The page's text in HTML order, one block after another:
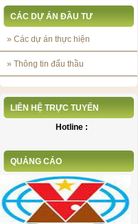
CÁC DỰ ÁN ĐẦU TƯ
» Các dự án thực hiện
» Thông tin đấu thầu
LIÊN HỆ TRỰC TUYẾN
Hotline :
QUẢNG CÁO